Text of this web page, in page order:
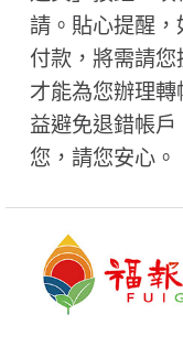
請。貼心提醒，
付款，將需請您
才能為您辦理
益避免退錯帳
您，請您安心。